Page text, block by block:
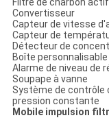
Filtre de charbon actif
Convertisseur
Capteur de vitesse
Capteur de
Détecteur de
Boîte
Alarme de niveau de
Soupape à vanne
Système de contrôle
pression constante
Mobile impulsion